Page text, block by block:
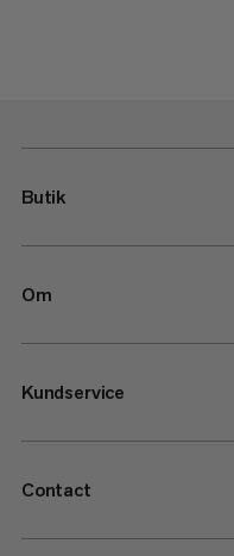
Butik
Om
Kundservice
Contact